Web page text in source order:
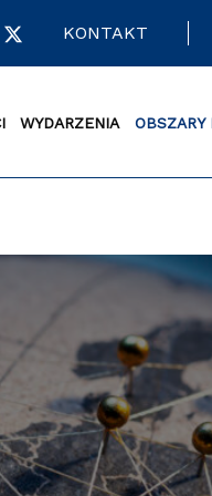
KONTAKT
WYDARZENIA OBSZARY